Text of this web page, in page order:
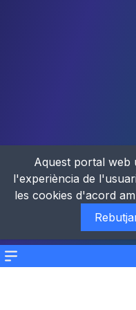
Menu
Aquest portal web
l'experiència de
les cookies d'acord